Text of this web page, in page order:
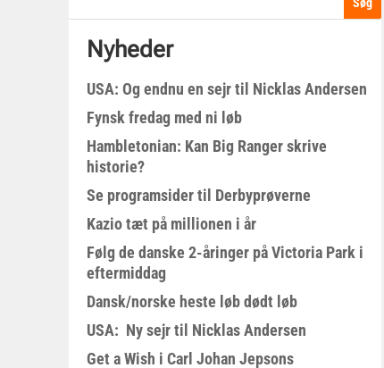
Nyheder
USA: Og endnu en sejr til Nicklas Andersen
Fynsk fredag med ni løb
Hambletonian: Kan Big Ranger skrive
historie?
Se programsider til Derbyprøverne
Kazio tæt på millionen i år
Følg de danske 2-åringer på Victoria Park i
eftermiddag
Dansk/norske heste løb dødt løb
USA: Ny sejr til Nicklas Andersen
Get a Wish i Carl Johan Jepsons